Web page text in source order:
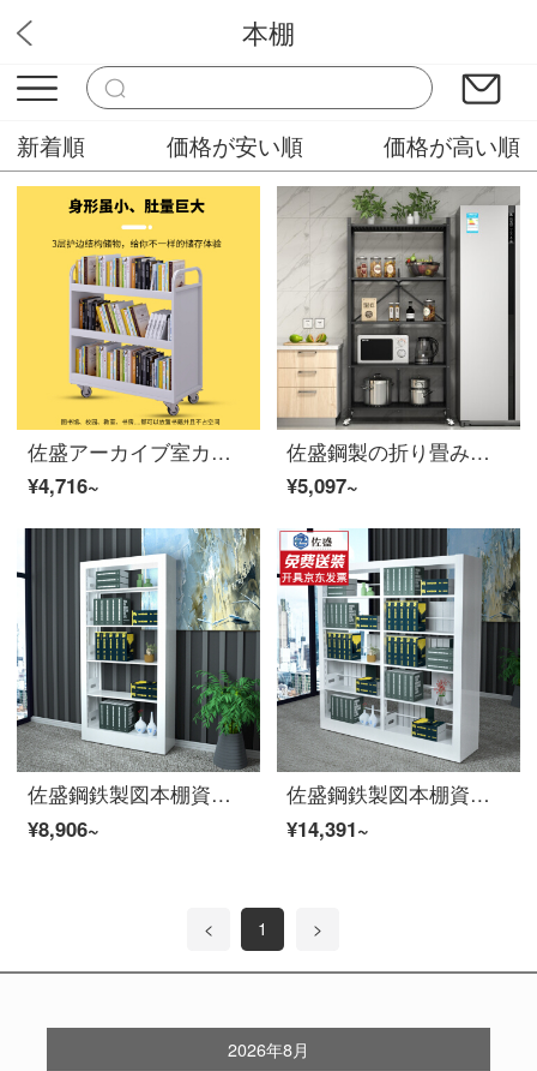
ボス家具
本棚
新着順 価格が安い順 価格が高い順
佐盛アーカイブ室カート図書館ワゴンワゴン静音移動本棚三階カバー本車
¥4,716~
佐盛鋼製の折り畳み棚棚棚棚棚棚バルコニー多層棚本棚
¥5,097~
佐盛鋼鉄製図本棚資料棚書店展示棚片面本棚一列五階
¥8,906~
佐盛鋼鉄製図本棚資料棚書類棚書店展示棚両面本棚一列二組五階
¥14,391~
< 1 >
2026年8月